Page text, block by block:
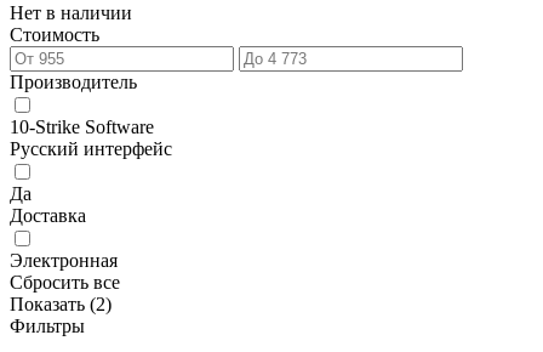
Нет в наличии
Стоимость
Производитель
10-Strike Software
Русский интерфейс
Да
Доставка
Электронная
Сбросить все
Показать (2)
Фильтры